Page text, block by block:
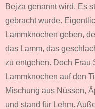
Bejza genannt wird. Es
gebracht wurde.
Lammknochen geben,
das Lamm, das
zu entgehen. Doch
Lammknochen auf den
Mischung aus Nüssen,
und stand für Lehm.